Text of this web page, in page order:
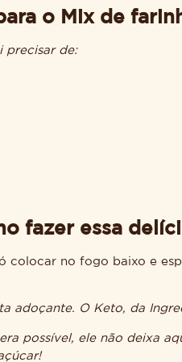
o Mix de
precisar de:
fazer essa
colocar no fogo baixo e
adoçante. O Keto, da
possível, ele não deixa